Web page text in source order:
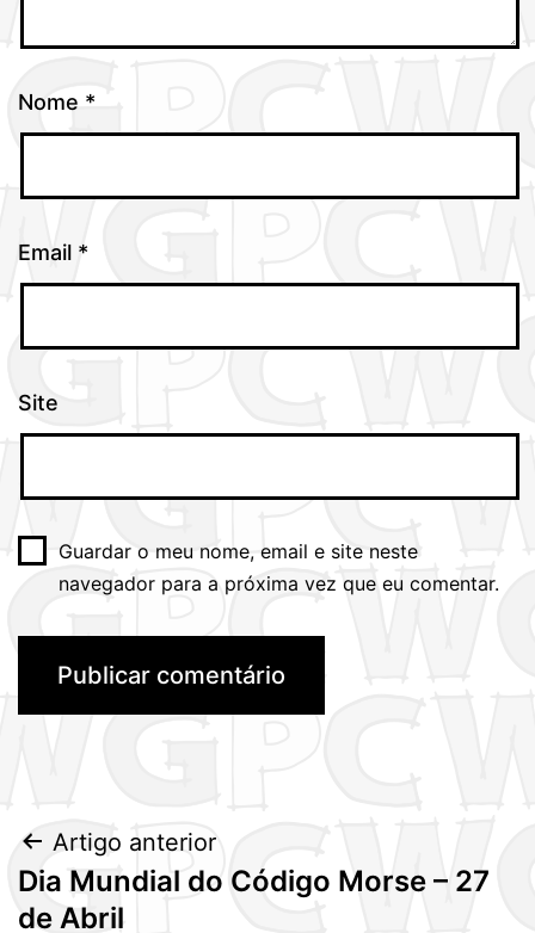
Nome *
Email *
Site
Guardar o meu nome, email e site neste
navegador para a próxima vez que eu comentar.
Navegação
de
Artigo anterior
Dia Mundial do Código Morse – 27
de Abril